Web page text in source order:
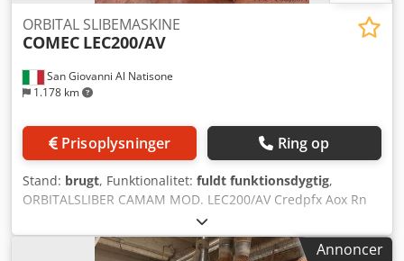
San Giovanni Al Natisone
1.178 km
ORBITAL SLIBEMASKINE
COMEC LEC200/AV
Prisoplysninger Ring op
Stand: brugt, Funktionalitet: fuldt funktionsdygtig,
ORBITALSLIBER CAMAM MOD. LEC200/AV Credpfx Aox Rn
Tgjhmef - Med fremføring - Spænding: 380V / 50Hz
Annoncer